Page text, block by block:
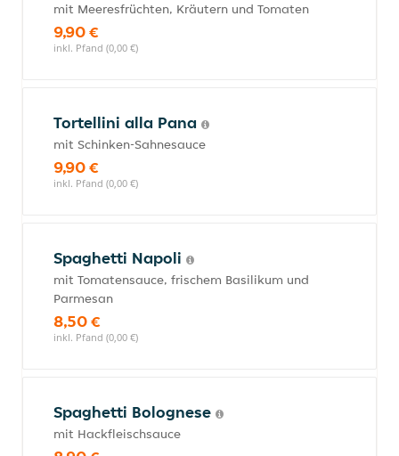
mit Meeresfrüchten, Kräutern und Tomaten
9,90 €
inkl. Pfand (0,00 €)
Tortellini alla Pana
mit Schinken-Sahnesauce
9,90 €
inkl. Pfand (0,00 €)
Spaghetti Napoli
mit Tomatensauce, frischem Basilikum und
Parmesan
8,50 €
inkl. Pfand (0,00 €)
Spaghetti Bolognese
mit Hackfleischsauce